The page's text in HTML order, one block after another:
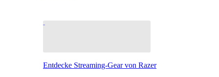
Entdecke Streaming-Gear von Razer